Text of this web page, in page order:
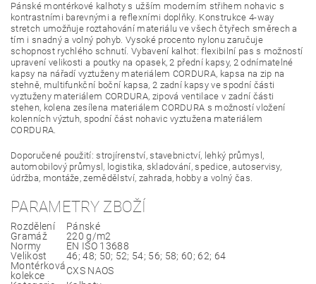
Pánské montérkové kalhoty s užším moderním střihem nohavic s
kontrastními barevnými a reflexními doplňky. Konstrukce 4-way
stretch umožňuje roztahování materiálu ve všech čtyřech směrech a
tím i snadný a volný pohyb. Vysoké procento nylonu zaručuje
schopnost rychlého schnutí. Vybavení kalhot: flexibilní pas s možností
upravení velikosti a poutky na opasek, 2 přední kapsy, 2 odnímatelné
kapsy na nářadí vyztuženy materiálem CORDURA, kapsa na zip na
stehně, multifunkční boční kapsa, 2 zadní kapsy ve spodní části
vyztuženy materiálem CORDURA, zipová ventilace v zadní části
stehen, kolena zesílena materiálem CORDURA s možností vložení
kolenních výztuh, spodní část nohavic vyztužena materiálem
CORDURA.
Doporučené použití: strojírenství, stavebnictví, lehký průmysl,
automobilový průmysl, logistika, skladování, spedice, autoservisy,
údržba, montáže, zemědělství, zahrada, hobby a volný čas.
PARAMETRY ZBOŽÍ
Rozdělení
Pánské
Gramáž
220 g/m2
Normy
EN ISO 13688
Velikost
46; 48; 50; 52; 54; 56; 58; 60; 62; 64
Montérková
kolekce
CXS NAOS